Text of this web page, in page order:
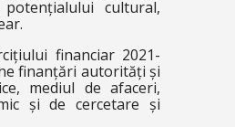
cultural,
financiar 2021-
finanțări autorități și
mediul de afaceri,
și de cercetare și